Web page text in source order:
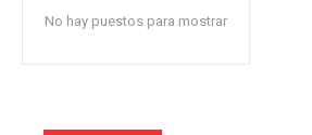
No hay puestos para mostrar